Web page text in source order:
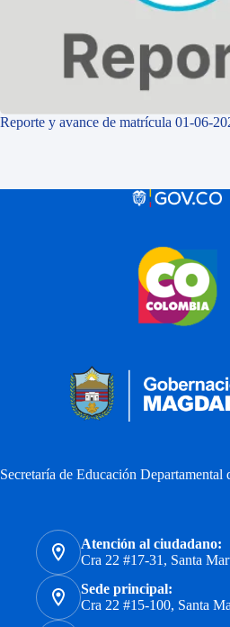
Reporte y avance de matrícula 01-06-
Secretaría de Educación Departamental
Atención al ciudadano:
Cra 22 #17-31, Santa
Sede principal:
Cra 22 #15-100, Santa